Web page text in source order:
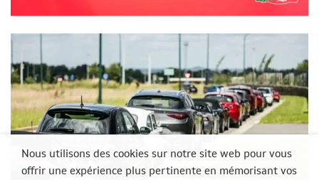
Nous utilisons des cookies sur notre site web pour vous
offrir une expérience plus pertinente en mémorisant vos